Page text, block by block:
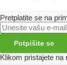
Pretplatite se na
Potpišite se
Klikom pristajete na